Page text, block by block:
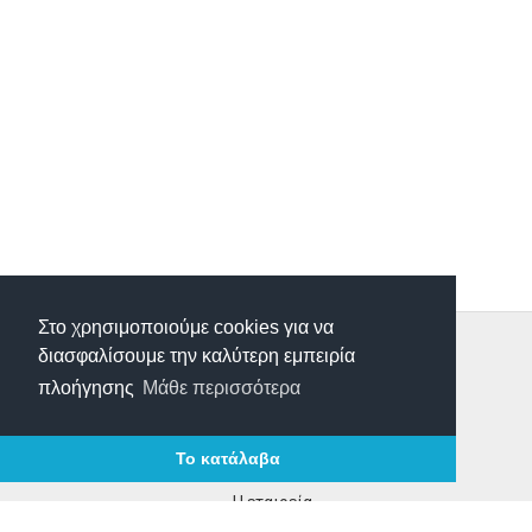
Στο χρησιμοποιούμε cookies για να
διασφαλίσουμε την καλύτερη εμπειρία
πλοήγησης Μάθε περισσότερα
Το κατάλαβα
Τρόποι Παραγγελίας
Τρόποι Πληρωμής
Τρόποι Αποστολής
Επικοινωνία
Η εταιρεία